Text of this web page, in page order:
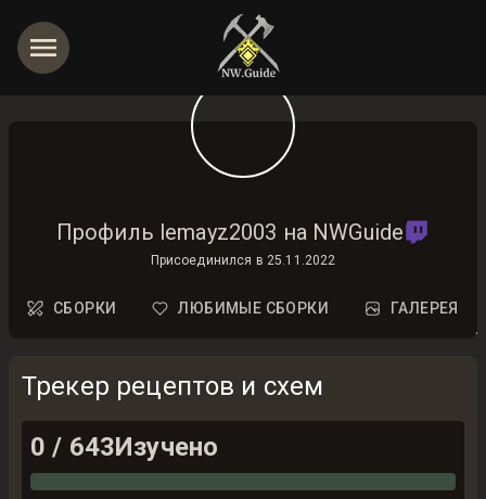
Профиль lemayz2003 на NWGuide
Присоединился в 25.11.2022
СБОРКИ ЛЮБИМЫЕ СБОРКИ ГАЛЕРЕЯ
Трекер рецептов и схем
0 / 643Изучено